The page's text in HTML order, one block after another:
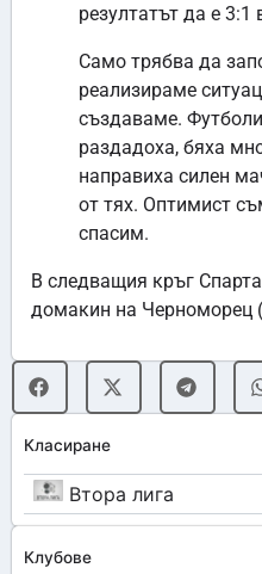
Класиране
Втора лига
Клубове
резултатът да е
Само трябва да
реализираме
създаваме.
раздадоха, бяха
направиха силен
от тях. Оптимист
спасим.
В следващия кръг
домакин на Черноморец